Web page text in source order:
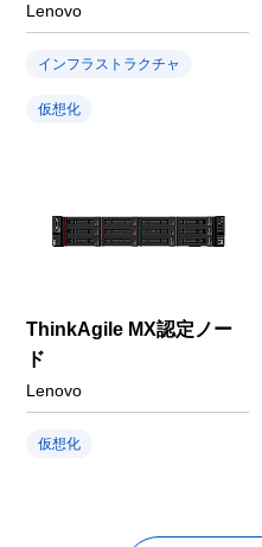
Lenovo
インフラストラクチャ
仮想化
ThinkAgile MX認定ノー
ド
Lenovo
仮想化